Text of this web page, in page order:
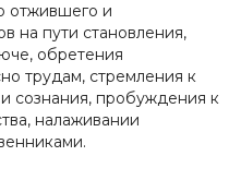
отжившего и
на пути становления,
обретения
трудам, стремления к
сознания, пробуждения к
налаживании